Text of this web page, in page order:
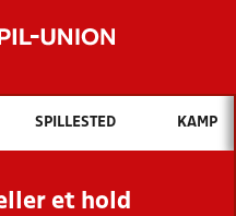
Hvad vil du søge efter?
OG NYHEDER
KLUBBER OG
SPILLESTED KAMP
et hold